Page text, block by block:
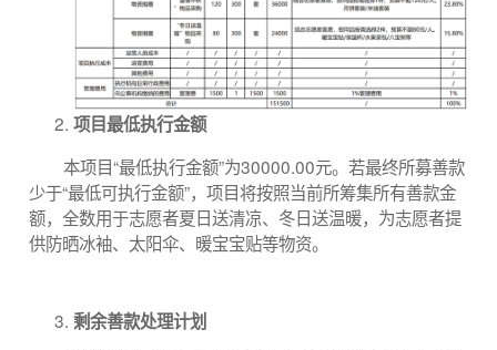
项目最低执行金额
本项目“最低执行金额”为30000.00元。若最终所募善款
少于“最低可执行金额”，项目将按照当前所筹集所有善款金
额，全数用于志愿者夏日送清凉、冬日送温暖，为志愿者提
供防晒冰袖、太阳伞、暖宝宝贴等物资。
剩余善款处理计划